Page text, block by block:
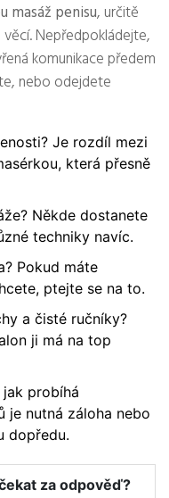
masáž penisu, určitě
Nepředpokládejte,
komunikace předem
nebo odejdete
Je rozdíl mezi
která přesně
Někde dostanete
techniky navíc.
Pokud máte
ptejte se na to.
a čisté ručníky?
ji má na top
probíhá
je nutná záloha nebo
dopředu.
za odpověď?